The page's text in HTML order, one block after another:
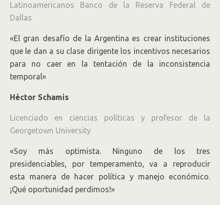
Latinoamericanos Banco de la Reserva Federal de
Dallas
«El gran desafío de la Argentina es crear instituciones
que le dan a su clase dirigente los incentivos necesarios
para no caer en la tentación de la inconsistencia
temporal»
Héctor Schamis
Licenciado en ciencias políticas y profesor de la
Georgetown University
«Soy más optimista. Ninguno de los tres
presidenciables, por temperamento, va a reproducir
esta manera de hacer política y manejo económico.
¡Qué oportunidad perdimos!»